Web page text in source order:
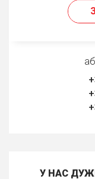
У НАС